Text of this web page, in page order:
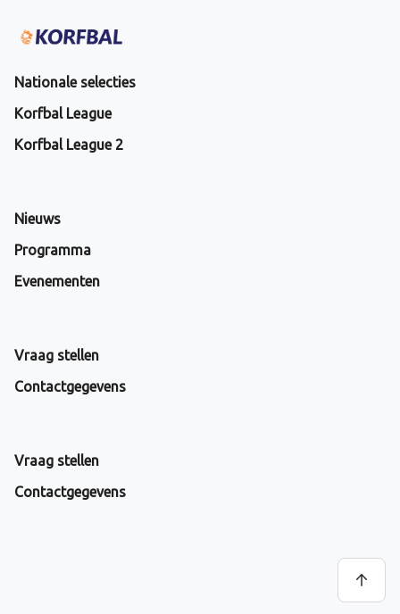
Nationale selecties
Korfbal League
Korfbal League 2
Nieuws
Programma
Evenementen
Vraag stellen
Contactgegevens
Vraag stellen
Contactgegevens